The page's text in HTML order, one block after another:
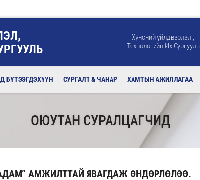
Хүнсний үйлдвэрлэл ,
Технологийн Их Сургууль
БҮТЭЭГДЭХҮҮН СУРГАЛТ & ЧАНАР ХАМТЫН АЖИЛЛАГАА
ОЮУТАН СУРАЛЦАГЧИД
АМЖИЛТТАЙ ЯВАГДАЖ ӨНДӨРЛӨЛӨӨ.